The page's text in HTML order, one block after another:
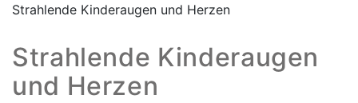
Strahlende Kinderaugen und Herzen
Strahlende Kinderaugen
und Herzen